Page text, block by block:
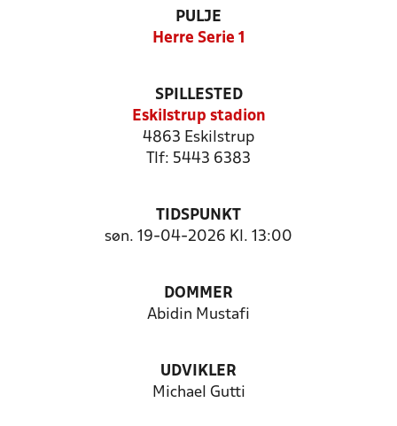
PULJE
Herre Serie 1
SPILLESTED
Eskilstrup stadion
4863 Eskilstrup
Tlf: 5443 6383
TIDSPUNKT
søn. 19-04-2026 Kl. 13:00
DOMMER
Abidin Mustafi
UDVIKLER
Michael Gutti